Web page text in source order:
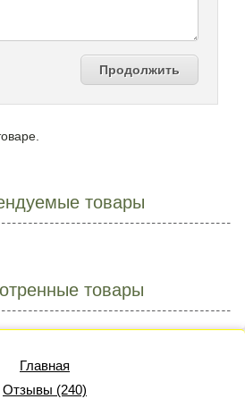
Продолжить
товары
товары
Главная
Отзывы (240)